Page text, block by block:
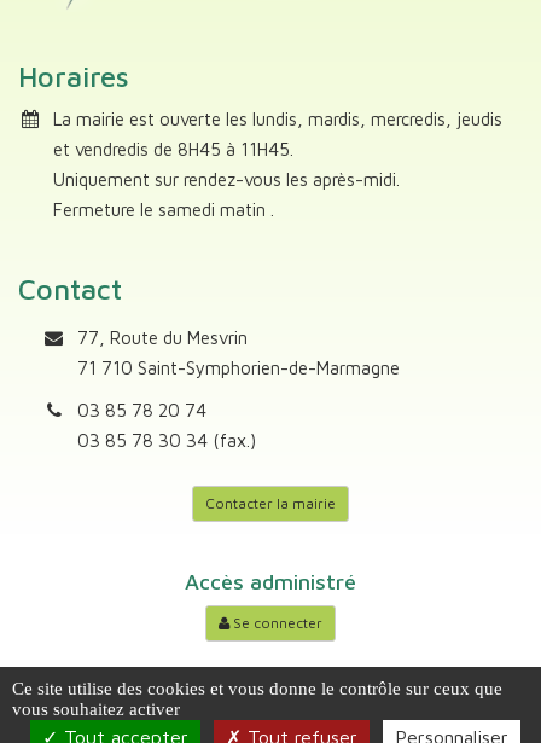
Horaires
La mairie est ouverte les lundis, mardis, mercredis, jeudis
et vendredis de 8H45 à 11H45.
Uniquement sur rendez-vous les après-midi.
Fermeture le samedi matin .
Contact
77, Route du Mesvrin
71 710 Saint-Symphorien-de-Marmagne
03 85 78 20 74
03 85 78 30 34 (fax.)
Contacter la mairie
Accès administré
Se connecter
PLAN DU SITE
Ce site utilise des cookies et vous donne le contrôle sur ceux que
vous souhaitez activer
Tout accepter Tout refuser Personnaliser